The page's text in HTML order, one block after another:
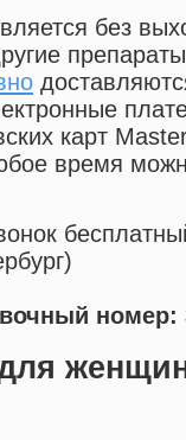
без
карт
время
номер: